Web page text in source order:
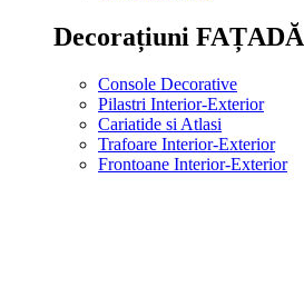
Decorațiuni FAȚADĂ
Console Decorative
Pilastri Interior-Exterior
Cariatide si Atlasi
Trafoare Interior-Exterior
Frontoane Interior-Exterior